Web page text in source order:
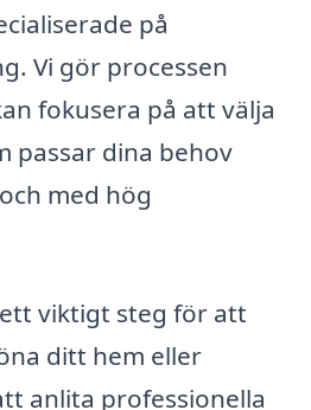
på
Vi gör processen
fokusera på att välja
passar dina behov
med hög
viktigt steg för att
ditt hem eller
anlita professionella